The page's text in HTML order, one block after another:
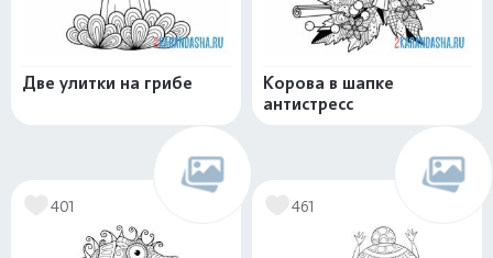
Две улитки на грибе
Корова в шапке
антистресс
401 461